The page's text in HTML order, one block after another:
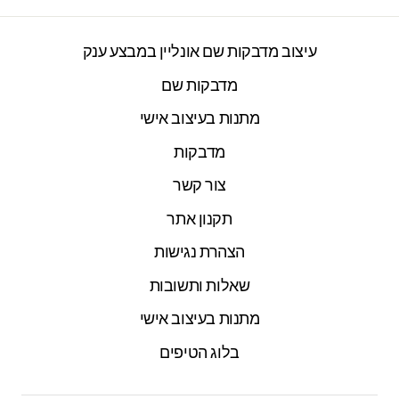
עיצוב מדבקות שם אונליין במבצע ענק
מדבקות שם
מתנות בעיצוב אישי
מדבקות
צור קשר
תקנון אתר
הצהרת נגישות
שאלות ותשובות
מתנות בעיצוב אישי
בלוג הטיפים